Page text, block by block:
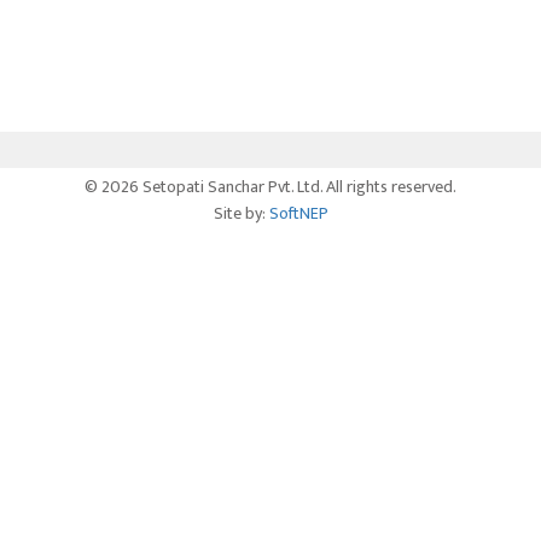
© 2026 Setopati Sanchar Pvt. Ltd. All rights reserved.
Site by:SoftNEP